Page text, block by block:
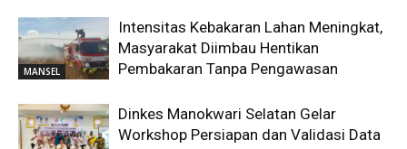
MANSEL
Intensitas Kebakaran Lahan Meningkat,
Masyarakat Diimbau Hentikan
Pembakaran Tanpa Pengawasan
Dinkes Manokwari Selatan Gelar
Workshop Persiapan dan Validasi Data